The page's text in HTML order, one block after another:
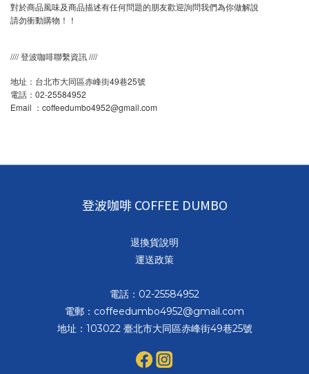
對於商品風味及商品描述有任何問題的朋友歡迎詢問我們為你做解說
請勿衝動購物！！
//// 登波咖啡聯繫資訊 ////
地址：台北市大同區赤峰街49巷25號
電話：02-25584952
Email ：coffeedumbo4952@gmail.com
登波咖啡 COFFEE DUMBO
退換貨說明
運送政策
電話：02-25584952
電郵：coffeedumbo4952@gmail.com
地址：103022 臺北市大同區赤峰街49巷25號